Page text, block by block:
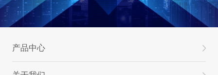
产品中心